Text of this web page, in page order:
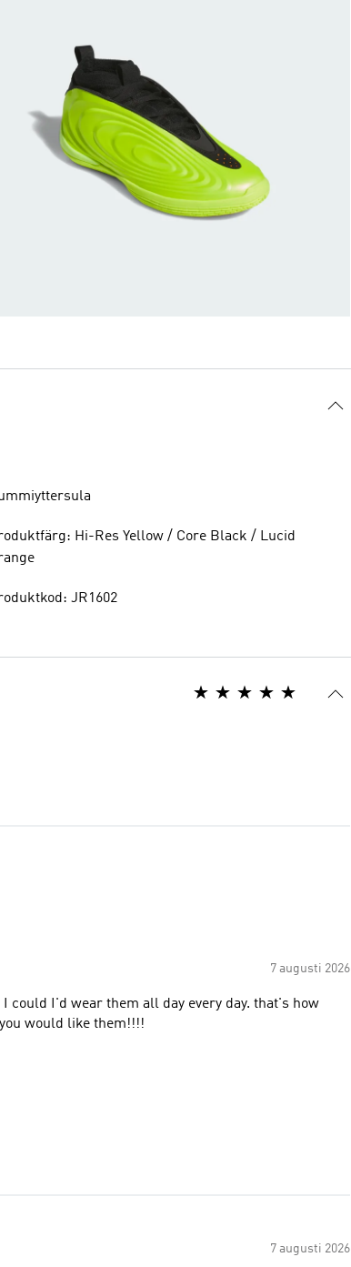
Hi-Res Yellow / Core Black / Lucid
JR1602
7 augusti 2026
could I'd wear them all day every day. that's how
would like them!!!!
7 augusti 2026